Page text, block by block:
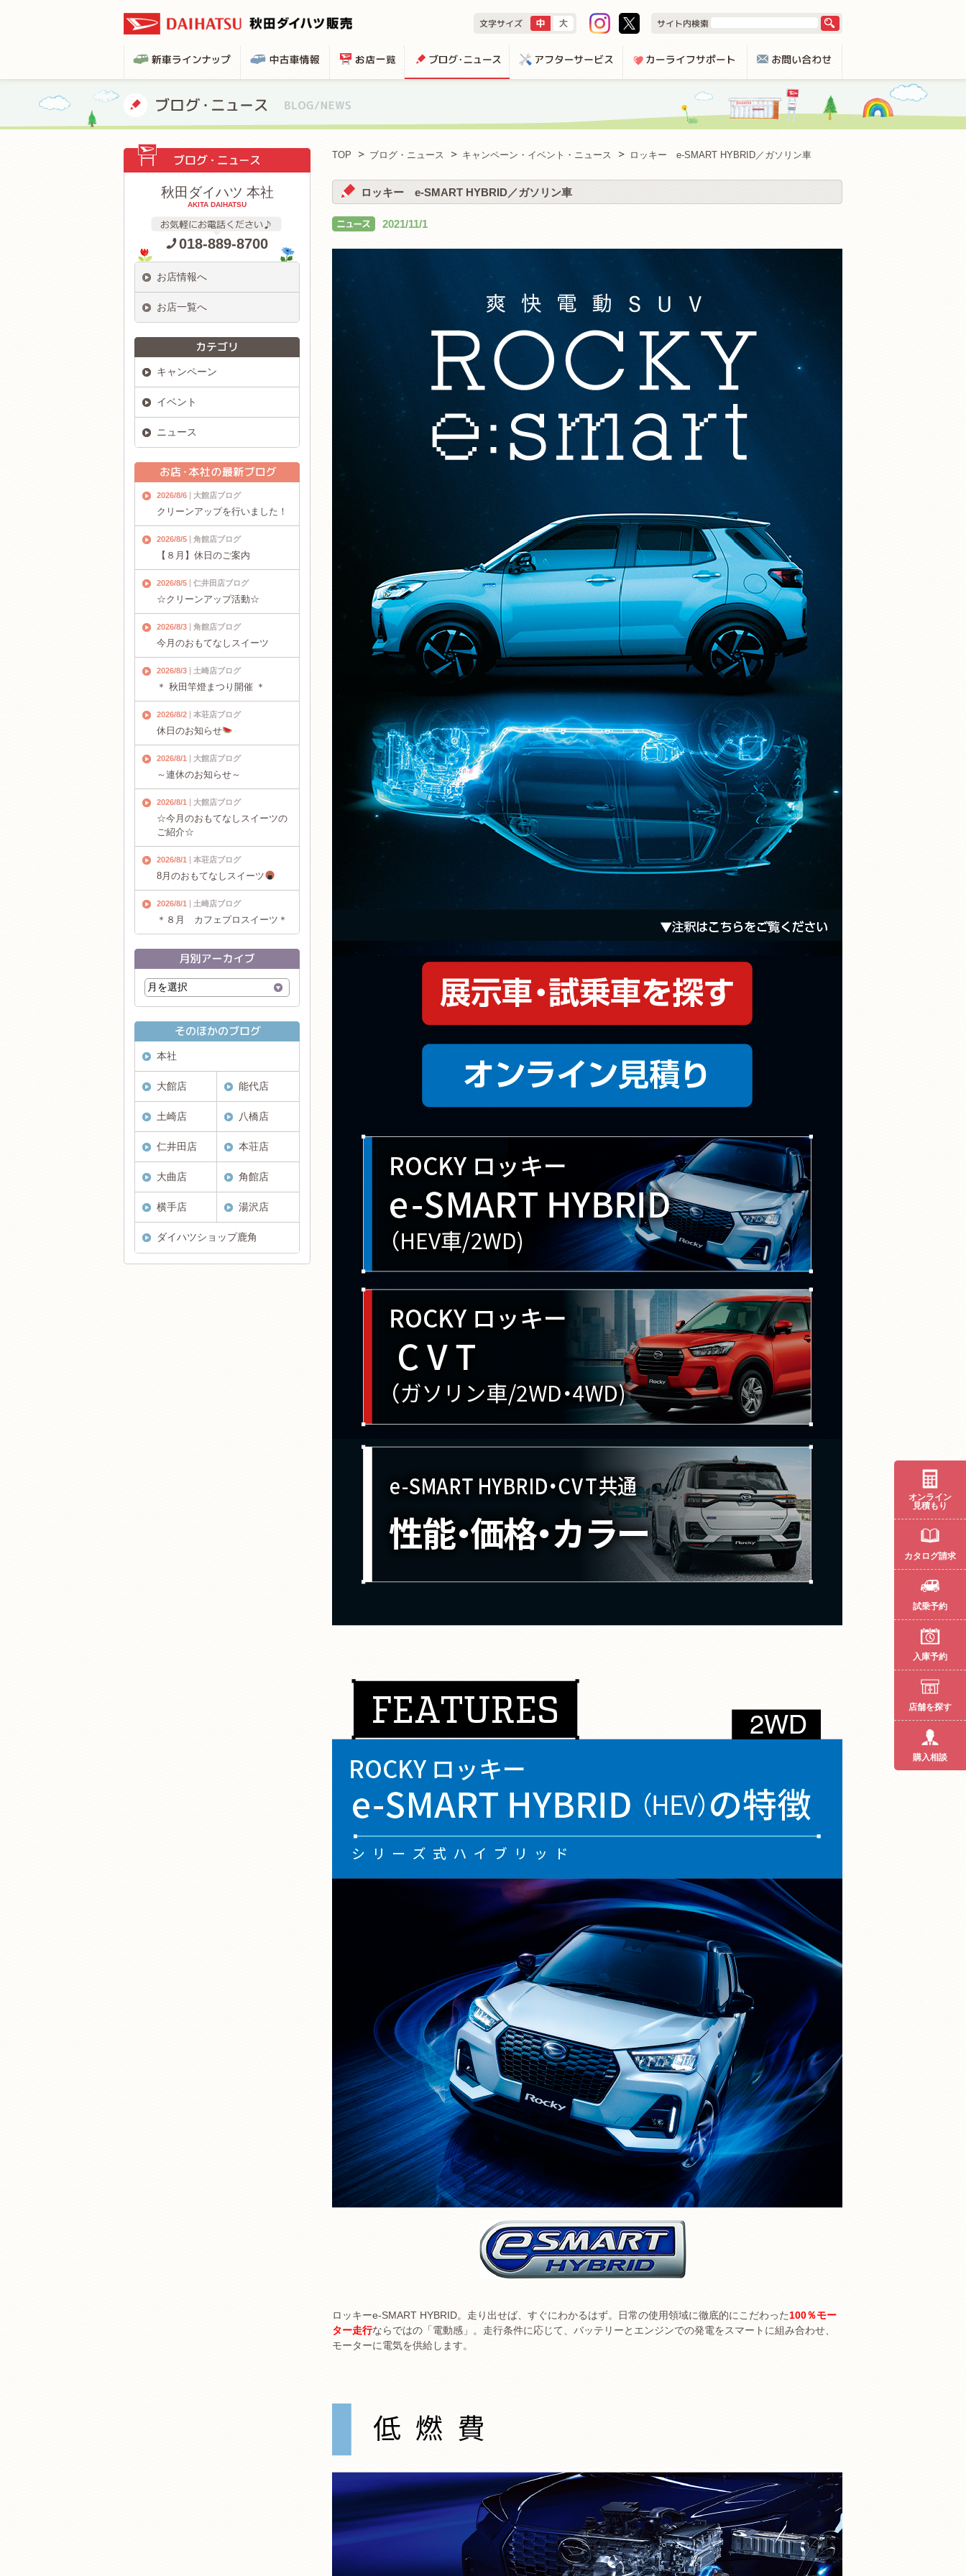
TOP ブログ・ニュース キャンペーン・イベント・ニュース ロッキー e-SMART HYBRID／ガソリン車
ロッキー e-SMART HYBRID／ガソリン車
2021/11/1
ロッキーe-SMART HYBRID。走り出せば、すぐにわかるはず。日常の使用領域に徹底的にこだわった100％モー
ター走行ならではの「電動感」。⾛⾏条件に応じて、バッテリーとエンジンでの発電をスマートに組み合わせ、
モーターに電気を供給します。
秋田ダイハツ 本社
AKITA DAIHATSU
018-889-8700
お店情報へ
お店一覧へ
キャンペーン
イベント
ニュース
2026/8/6 大館店ブログ
クリーンアップを行いました！
2026/8/5 角館店ブログ
【８月】休日のご案内
2026/8/5 仁井田店ブログ
☆クリーンアップ活動☆
2026/8/3 角館店ブログ
今月のおもてなしスイーツ
2026/8/3 土崎店ブログ
＊ 秋田竿燈まつり開催 ＊
2026/8/2 本荘店ブログ
休日のお知らせ
2026/8/1 大館店ブログ
～連休のお知らせ～
2026/8/1 大館店ブログ
☆今月のおもてなしスイーツの
ご紹介☆
2026/8/1 本荘店ブログ
8月のおもてなしスイーツ
2026/8/1 土崎店ブログ
＊８月 カフェプロスイーツ＊
本社
大館店 能代店
土崎店 八橋店
仁井田店 本荘店
大曲店 角館店
横手店 湯沢店
ダイハツショップ鹿角
オンライン
見積もり
カタログ請求
試乗予約
入庫予約
店舗を探す
購入相談